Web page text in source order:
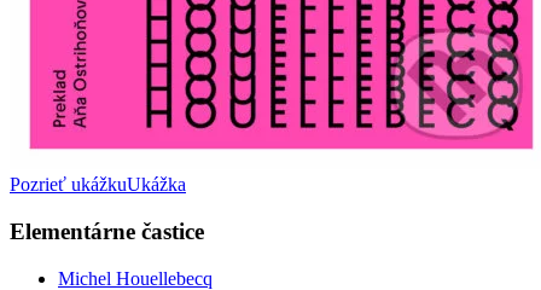
Pozrieť ukážkuUkážka
Elementárne častice
Michel Houellebecq